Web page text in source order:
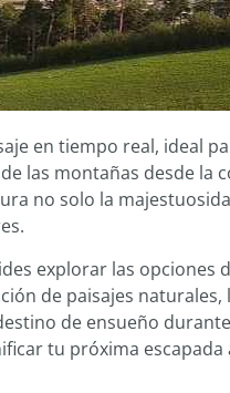
en tiempo real, ideal
las montañas desde la
no solo la
explorar las opciones
de paisajes
de ensueño
tu próxima escapada